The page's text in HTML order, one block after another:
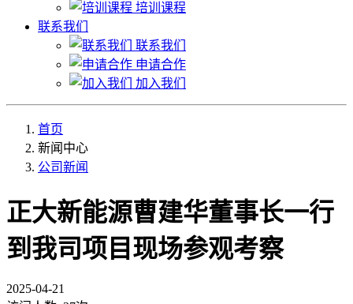
培训课程
联系我们
联系我们
申请合作
加入我们
首页
新闻中心
公司新闻
正大新能源曹建华董事长一行
到我司项目现场参观考察
2025-04-21